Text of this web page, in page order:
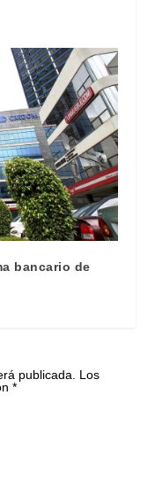
bancario de
publicada. Los
*